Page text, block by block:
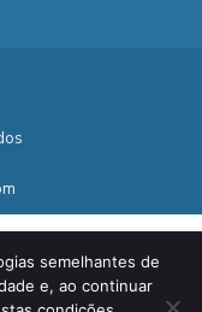
semelhantes de
e, ao continuar